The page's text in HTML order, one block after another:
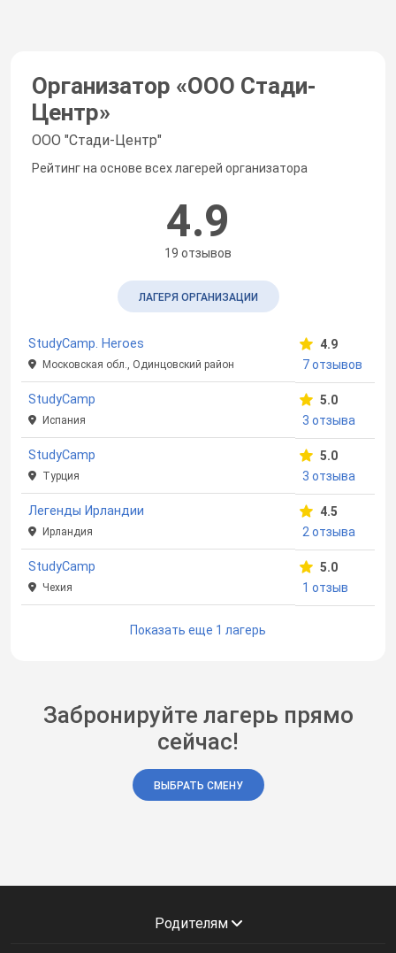
Организатор «ООО Стади-
Центр»
ООО "Стади-Центр"
Рейтинг на основе всех лагерей организатора
4.9
19 отзывов
ЛАГЕРЯ ОРГАНИЗАЦИИ
StudyCamp. Heroes
Московская обл., Одинцовский район
4.9
7 отзывов
StudyCamp
Испания
5.0
3 отзыва
StudyCamp
Турция
5.0
3 отзыва
Легенды Ирландии
Ирландия
4.5
2 отзыва
StudyCamp
Чехия
5.0
1 отзыв
Показать еще 1 лагерь
Забронируйте лагерь прямо
сейчас!
ВЫБРАТЬ СМЕНУ
Родителям